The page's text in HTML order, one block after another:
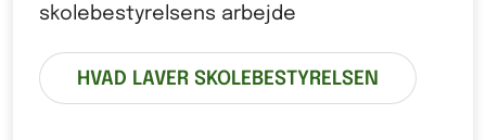
skolebestyrelsens arbejde
HVAD LAVER SKOLEBESTYRELSEN